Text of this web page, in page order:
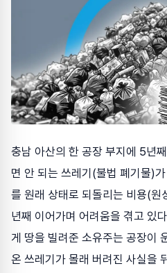
충남 아산의 한 공장 부지에 5년
면 안 되는 쓰레기(불법 폐기물)
를 원래 상태로 되돌리는 비용(
년째 이어가며 어려움을 겪고 있
게 땅을 빌려준 소유주는 공장이
온 쓰레기가 몰래 버려진 사실을